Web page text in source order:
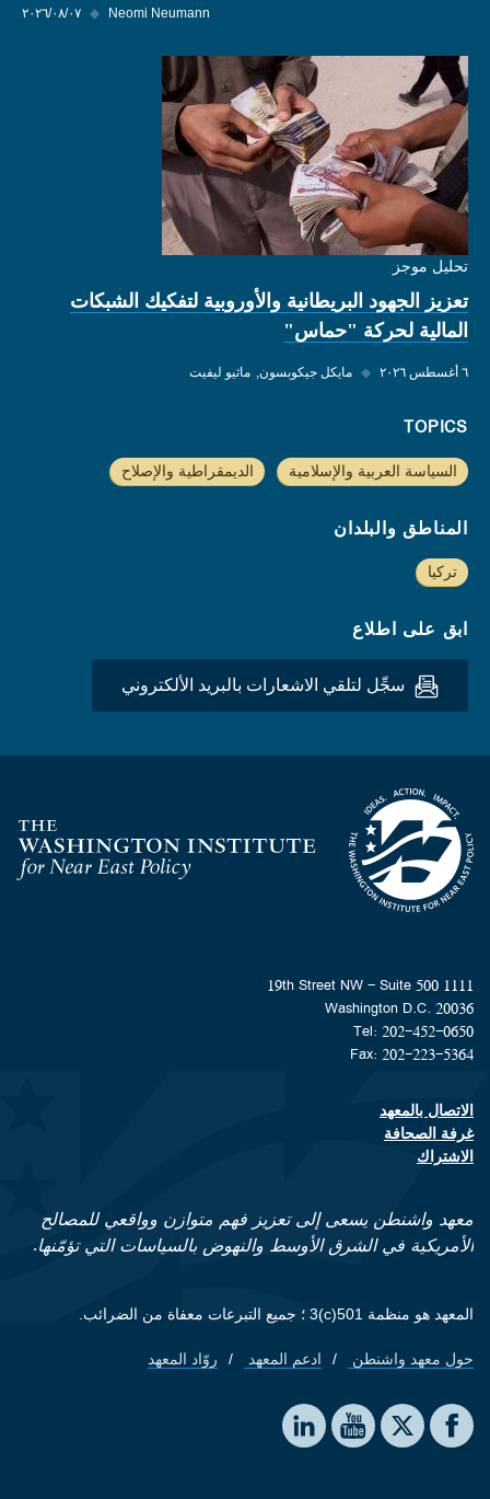
٠٧‏/٠٨‏/٢٠٢٦ ◆ Neomi Neumann
تحليل موجز
تعزيز الجهود البريطانية والأوروبية لتفكيك الشبكات
المالية لحركة "حماس"
٦ أغسطس ٢٠٢٦ ◆ مايكل جيكوبسون ماثيو ليفيت
TOPICS
السياسة العربية والإسلامية الديمقراطية والإصلاح
المناطق والبلدان
تركيا
ابق على اطلاع
سجِّل لتلقي الاشعارات بالبريد الألكتروني
Homepage
1111 19th Street NW - Suite 500
Washington D.C. 20036
Tel: 202-452-0650
Fax: 202-223-5364
Footer contact links
الاتصال بالمعهد
غرفة الصحافة
الاشتراك
معهد واشنطن يسعى إلى تعزيز فهم متوازن وواقعي للمصالح
الأمريكية في الشرق الأوسط والنهوض بالسياسات التي تؤمّنها.
المعهد هو منظمة 501(c)3 ؛ جميع التبرعات معفاة من الضرائب.
Footer quick links
حول معهد واشنطن ادعم المعهد روّاد المعهد
Social media
The Washington Institute on Facebook
The Washington Institute on X
The Washington Institute on YouTube
The Washington Institute on LinkedIn